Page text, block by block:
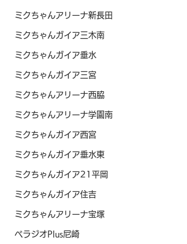
ミクちゃんアリーナ新長田
ミクちゃんガイア三木南
ミクちゃんガイア垂水
ミクちゃんガイア三宮
ミクちゃんアリーナ西脇
ミクちゃんアリーナ学園南
ミクちゃんガイア西宮
ミクちゃんガイア垂水東
ミクちゃんガイア21平岡
ミクちゃんガイア住吉
ミクちゃんアリーナ宝塚
ベラジオPlus尼崎